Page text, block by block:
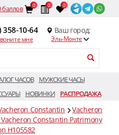
баллов 0 0 0
358-10-64
мне
Ваш город:
Эль-Монте
ЧАСОВ
МУЖСКИЕ ЧАСЫ
НОВИНКИ РАСПРОДАЖА
Constantin
Vacheron
Constantin Patrimony
H105582